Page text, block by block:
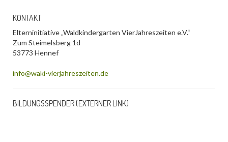
KONTAKT
Elterninitiative „Waldkindergarten VierJahreszeiten e.V.“
Zum Steimelsberg 1d
53773 Hennef
info@waki-vierjahreszeiten.de
BILDUNGSSPENDER (EXTERNER LINK)